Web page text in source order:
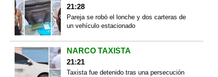
21:28
Pareja se robó el lonche y dos carteras de
un vehículo estacionado
NARCO TAXISTA
21:21
Taxista fue detenido tras una persecución